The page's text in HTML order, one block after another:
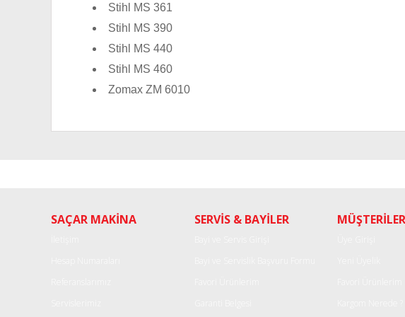
Stihl MS 361
Stihl MS 390
Stihl MS 440
Stihl MS 460
Zomax ZM 6010
Ürün açıklamasında eksik bilgiler bulunuyor.
SAÇAR MAKİNA SERVİS & BAYİLER MÜŞTERİLER